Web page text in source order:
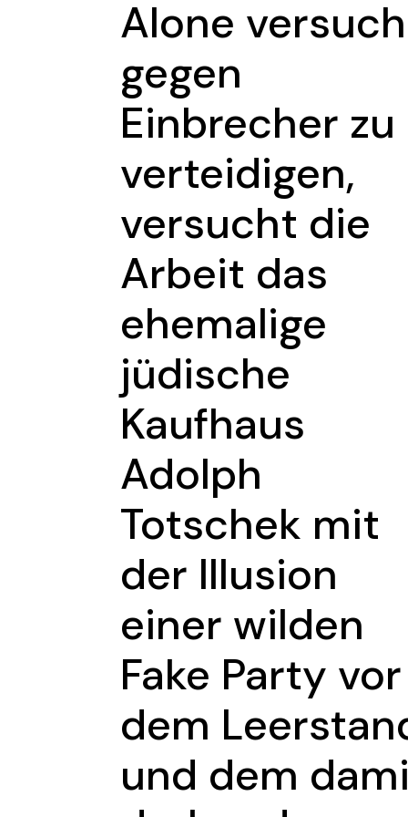
Alone
gegen
Einbrecher zu
verteidigen,
versucht die
Arbeit das
ehemalige
jüdische
Kaufhaus
Adolph
Totschek mit
der Illusion
einer wilden
Fake Party vor
dem
und dem